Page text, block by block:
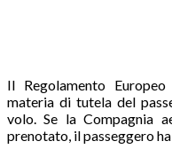
Il Regolamento
materia di tutela del
volo. Se la Compagnia
prenotato, il passeggero